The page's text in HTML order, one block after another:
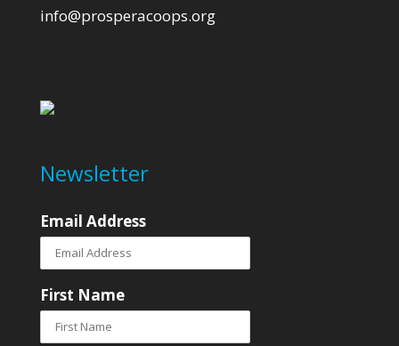
info@prosperacoops.org
Newsletter
Email Address
First Name